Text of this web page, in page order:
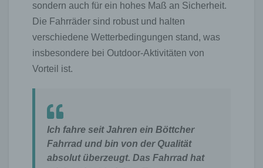
sondern auch für ein hohes Maß an Sicherheit.
Die Fahrräder sind robust und halten
verschiedene Wetterbedingungen stand, was
insbesondere bei Outdoor-Aktivitäten von
Vorteil ist.
Ich fahre seit Jahren ein Böttcher
Fahrrad und bin von der Qualität
absolut überzeugt. Das Fahrrad hat